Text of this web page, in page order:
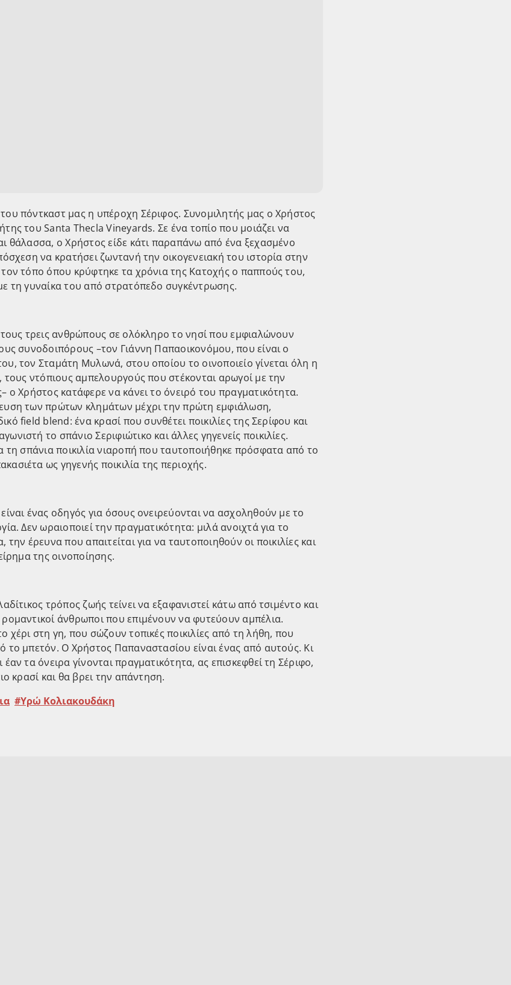
πόντκαστ μας η υπέροχη Σέριφος. Συνομιλητής μας ο Χρήστος
του Santa Thecla Vineyards. Σε ένα τοπίο που μοιάζει να
θάλασσα, ο Χρήστος είδε κάτι παραπάνω από ένα ξεχασμένο
να κρατήσει ζωντανή την οικογενειακή του ιστορία στην
τόπο όπου κρύφτηκε τα χρόνια της Κατοχής ο παππούς του,
τη γυναίκα του από στρατόπεδο συγκέντρωσης.
τρεις ανθρώπους σε ολόκληρο το νησί που εμφιαλώνουν
συνοδοιπόρους –τον Γιάννη Παπαοικονόμου, που είναι ο
τον Σταμάτη Μυλωνά, στου οποίου το οινοποιείο γίνεται όλη η
τους ντόπιους αμπελουργούς που στέκονται αρωγοί με την
ο Χρήστος κατάφερε να κάνει το όνειρό του πραγματικότητα.
των πρώτων κλημάτων μέχρι την πρώτη εμφιάλωση,
field blend: ένα κρασί που συνθέτει ποικιλίες της Σερίφου και
το σπάνιο Σεριφιώτικο και άλλες γηγενείς ποικιλίες.
τη σπάνια ποικιλία νιαροπή που ταυτοποιήθηκε πρόσφατα από το
ως γηγενής ποικιλία της περιοχής.
ένας οδηγός για όσους ονειρεύονται να ασχοληθούν με το
Δεν ωραιοποιεί την πραγματικότητα: μιλά ανοιχτά για το
έρευνα που απαιτείται για να ταυτοποιηθούν οι ποικιλίες και
της οινοποίησης.
τρόπος ζωής τείνει να εξαφανιστεί κάτω από τσιμέντο και
άνθρωποι που επιμένουν να φυτεύουν αμπέλια.
χέρι στη γη, που σώζουν τοπικές ποικιλίες από τη λήθη, που
το μπετόν. Ο Χρήστος Παπαναστασίου είναι ένας από αυτούς. Κι
τα όνειρα γίνονται πραγματικότητα, ας επισκεφθεί τη Σέριφο,
κρασί και θα βρει την απάντηση.
Υρώ Κολιακουδάκη